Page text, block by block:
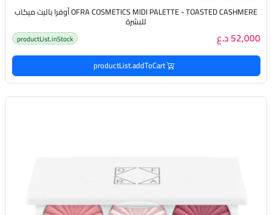
OFRA COSMETICS MIDI PALETTE - TOASTED CASHMERE أوفرا باليت ميكاب
للبشرة
52,000 د.ع productList.inStock
productList.addToCart